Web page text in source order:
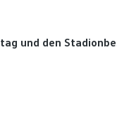
und den